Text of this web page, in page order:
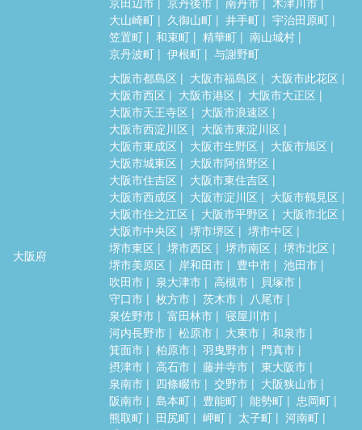
大山崎町
久御山町 井手町
宇治田原町
笠置町
和束町 精華町
南山城村
京丹波町
伊根町 与謝野町
大阪府
大阪市都島区 大阪市福島区
大阪市此花区
大阪市西区
大阪市港区
大阪市大正区
大阪市天王寺区
大阪市浪速区
大阪市西淀川区
大阪市東淀川区
大阪市東成区
大阪市生野区
大阪市旭区
大阪市城東区
大阪市阿倍野区
大阪市住吉区
大阪市東住吉区
大阪市西成区
大阪市淀川区
大阪市鶴見区
大阪市住之江区
大阪市平野区
大阪市北区
大阪市中央区
堺市堺区
堺市中区
堺市東区
堺市西区 堺市南区
堺市北区
堺市美原区
岸和田市 豊中市
池田市
吹田市
泉大津市 高槻市
貝塚市
守口市
枚方市 茨木市
八尾市
泉佐野市
富田林市
寝屋川市
河内長野市
松原市 大東市
和泉市
箕面市
柏原市 羽曳野市
門真市
摂津市
高石市 藤井寺市
東大阪市
泉南市
四條畷市 交野市
大阪狭山市
阪南市
島本町 豊能町 能勢町
忠岡町
熊取町
田尻町 岬町 太子町
河南町